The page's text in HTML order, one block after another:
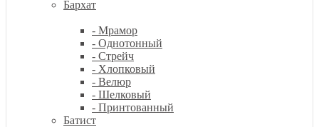
Бархат
- Мрамор
- Однотонный
- Стрейч
- Хлопковый
- Велюр
- Шелковый
- Принтованный
Батист